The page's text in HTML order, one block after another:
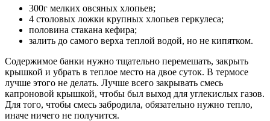
300г мелких овсяных хлопьев;
4 столовых ложки крупных хлопьев геркулеса;
половина стакана кефира;
залить до самого верха теплой водой, но не кипятком.
Содержимое банки нужно тщательно перемешать, закрыть
крышкой и убрать в теплое место на двое суток. В термосе
лучше этого не делать. Лучше всего закрывать смесь
капроновой крышкой, чтобы был выход для углекислых газов.
Для того, чтобы смесь забродила, обязательно нужно тепло,
иначе ничего не получится.